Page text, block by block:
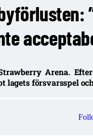
Arena.
lagets försvarsspel